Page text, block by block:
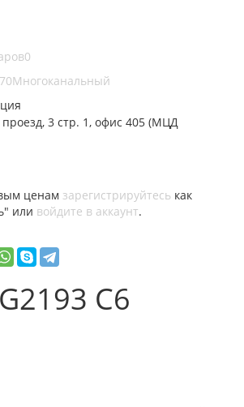
0
Многоканальный
3 стр. 1, офис 405 (МЦД
ценам зарегистрируйтесь как
или войдите в аккаунт.
C6